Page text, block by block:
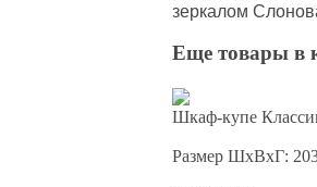
зеркалом
Еще товары в
Шкаф-купе
Размер ШхВхГ: